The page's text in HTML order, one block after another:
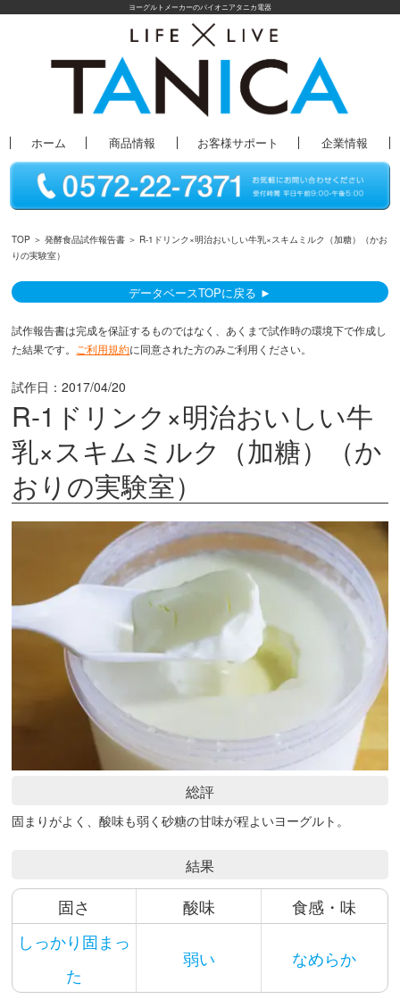
ヨーグルトメーカーのパイオニアタニカ電器
ホーム 商品情報 お客様サポート 企業情報
TOP ＞発酵食品試作報告書 ＞ R-1ドリンク×明治おいしい牛乳×スキムミルク（加糖）（かお
りの実験室）
データベースTOPに戻る ►
試作報告書は完成を保証するものではなく、あくまで試作時の環境下で作成し
た結果です。 ご利用規約に同意された方のみご利用ください。
試作日：2017/04/20
R-1ドリンク×明治おいしい牛
乳×スキムミルク（加糖）（か
おりの実験室）
総評
固まりがよく、酸味も弱く砂糖の甘味が程よいヨーグルト。
結果
固さ 酸味
食感・味
しっかり固まっ
た
弱い なめらか